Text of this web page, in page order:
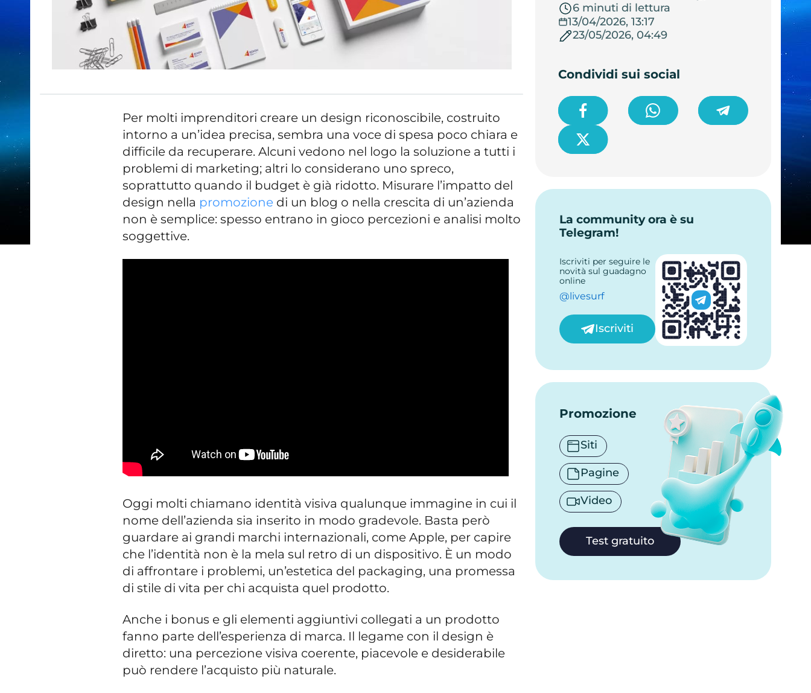
Per molti imprenditori creare un design riconoscibile, costruito
intorno a un’idea precisa, sembra una voce di spesa poco chiara e
difficile da recuperare. Alcuni vedono nel logo la soluzione a tutti i
problemi di marketing; altri lo considerano uno spreco,
soprattutto quando il budget è già ridotto. Misurare l’impatto del
design nella promozione di un blog o nella crescita di un’azienda
non è semplice: spesso entrano in gioco percezioni e analisi molto
soggettive.
Oggi molti chiamano identità visiva qualunque immagine in cui il
nome dell’azienda sia inserito in modo gradevole. Basta però
guardare ai grandi marchi internazionali, come Apple, per capire
che l’identità non è la mela sul retro di un dispositivo. È un modo
di affrontare i problemi, un’estetica del packaging, una promessa
di stile di vita per chi acquista quel prodotto.
Anche i bonus e gli elementi aggiuntivi collegati a un prodotto
fanno parte dell’esperienza di marca. Il legame con il design è
diretto: una percezione visiva coerente, piacevole e desiderabile
può rendere l’acquisto più naturale.
6 minuti di lettura
13/04/2026, 13:17
23/05/2026, 04:49
Condividi sui social
La community ora è su
Telegram!
Iscriviti per seguire le
novità sul guadagno
online
@livesurf
Iscriviti
Promozione
Siti
Pagine
Video
Test gratuito